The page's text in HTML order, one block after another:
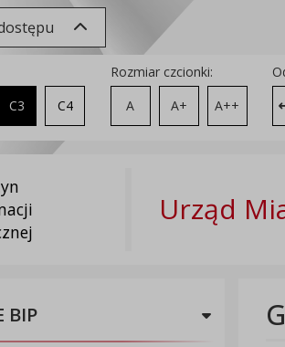
C3 C4
Rozmiar czcionki:
A
A+ A++
Urząd
BIP